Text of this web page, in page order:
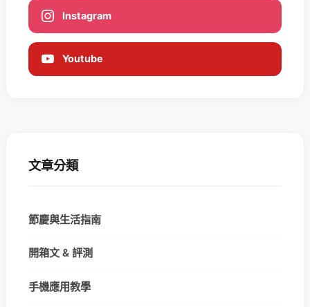
Instagram
Youtube
文章分類
節慶與生活指南
開箱文 & 評測
手機應用教學